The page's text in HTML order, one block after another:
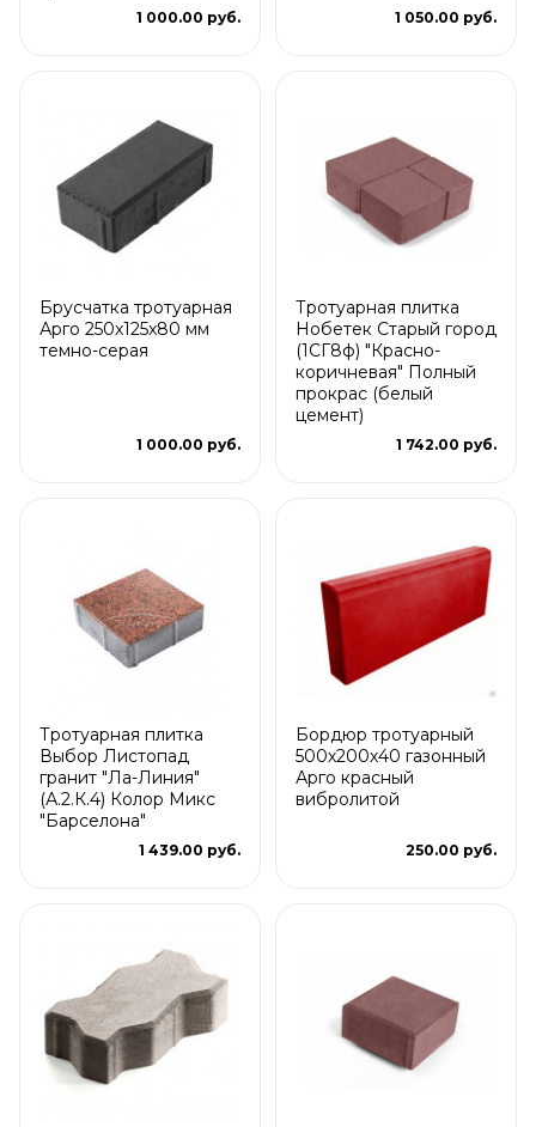
1 000.00 руб. 1 050.00 руб.
Брусчатка тротуарная
Арго 250x125x80 мм
темно-серая
1 000.00 руб.
Тротуарная плитка
Нобетек Старый город
(1СГ8ф) "Красно-
коричневая" Полный
прокрас (белый
цемент)
1 742.00 руб.
Тротуарная плитка
Выбор Листопад
гранит "Ла-Линия"
(А.2.К.4) Колор Микс
"Барселона"
1 439.00 руб.
Бордюр тротуарный
500х200х40 газонный
Арго красный
вибролитой
250.00 руб.